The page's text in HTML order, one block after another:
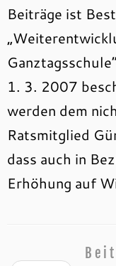
Beiträge ist
1. 3. 2007
werden dem
Ratsmitglied
dass auch in
Erhöhung auf